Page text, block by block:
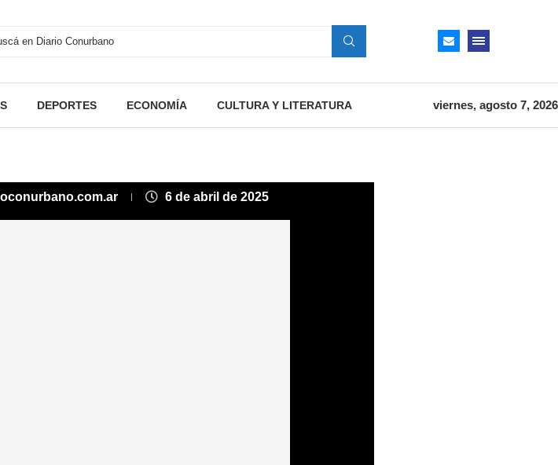
DEPORTES ECONOMÍA CULTURA Y LITERATURA viernes, agosto 7, 2026
6 de abril de 2025